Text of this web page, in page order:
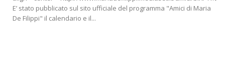
E’ stato pubblicato sul sito ufficiale del programma "Amici di Maria
De Filippi" il calendario e il...